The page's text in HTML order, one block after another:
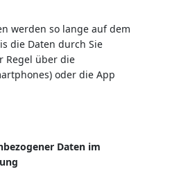
werden so lange auf dem
die Daten durch Sie
Regel über die
oder die App
Daten im